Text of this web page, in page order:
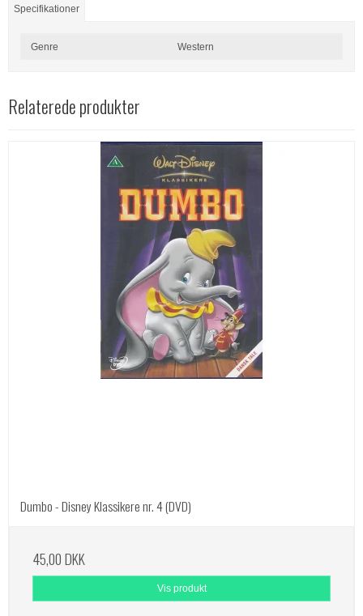
Specifikationer
Genre Western
Relaterede produkter
Dumbo - Disney Klassikere nr. 4 (DVD)
45,00 DKK
Vis produkt